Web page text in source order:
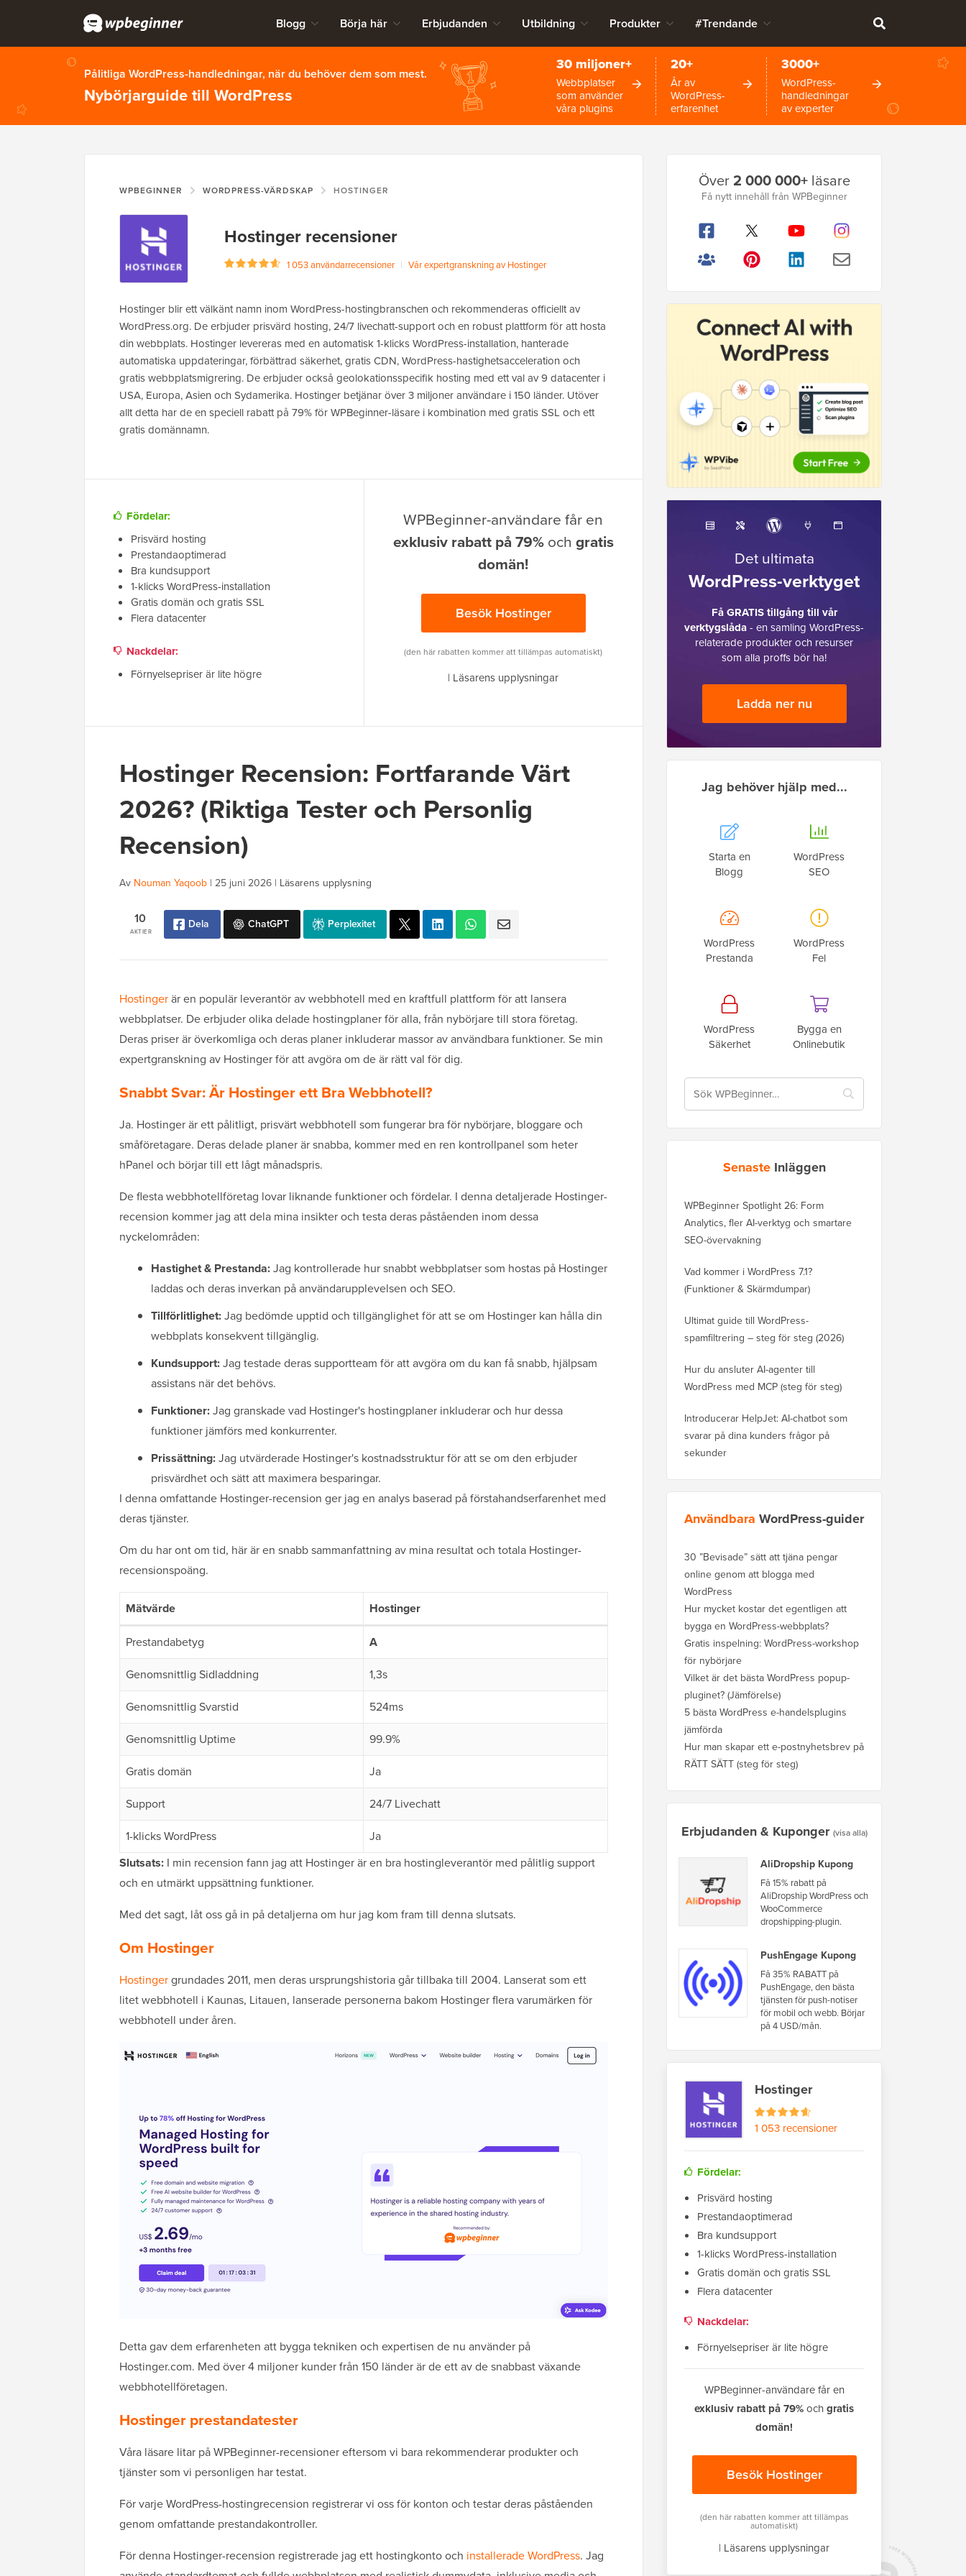
Blogg Börja här Erbjudanden Utbildning Produkter #Trendande
Pålitliga WordPress-handledningar, när du behöver dem som mest.
Nybörjarguide till WordPress
30 miljoner+
Webbplatser
som använder
våra plugins
20+
År av
WordPress-
erfarenhet
3000+
WordPress-
handledningar
av experter
WPBEGINNER WORDPRESS-VÄRDSKAP HOSTINGER
Hostinger recensioner
1 053 användarrecensioner | Vår expertgranskning av Hostinger
Hostinger blir ett välkänt namn inom WordPress-hostingbranschen och rekommenderas officiellt av
WordPress.org. De erbjuder prisvärd hosting, 24/7 livechatt-support och en robust plattform för att hosta
din webbplats. Hostinger levereras med en automatisk 1-klicks WordPress-installation, hanterade
automatiska uppdateringar, förbättrad säkerhet, gratis CDN, WordPress-hastighetsacceleration och
gratis webbplatsmigrering. De erbjuder också geolokationsspecifik hosting med ett val av 9 datacenter i
USA, Europa, Asien och Sydamerika. Hostinger betjänar över 3 miljoner användare i 150 länder. Utöver
allt detta har de en speciell rabatt på 79% för WPBeginner-läsare i kombination med gratis SSL och ett
gratis domännamn.
Fördelar:
Prisvärd hosting
Prestandaoptimerad
Bra kundsupport
1-klicks WordPress-installation
Gratis domän och gratis SSL
Flera datacenter
Nackdelar:
Förnyelsepriser är lite högre
WPBeginner-användare får en
exklusiv rabatt på 79%och gratis
domän!
Besök Hostinger
(den här rabatten kommer att tillämpas automatiskt)
| Läsarens upplysningar
Hostinger Recension: Fortfarande Värt
2026? (Riktiga Tester och Personlig
Recension)
Av Nouman Yaqoob | 25 juni 2026 | Läsarens upplysning
AKTIER
10 Dela ChatGPT Perplexitet
Hostingerär en populär leverantör av webbhotell med en kraftfull plattform för att lansera
webbplatser. De erbjuder olika delade hostingplaner för alla, från nybörjare till stora företag.
Deras priser är överkomliga och deras planer inkluderar massor av användbara funktioner. Se min
expertgranskning av Hostinger för att avgöra om de är rätt val för dig.
Snabbt Svar: Är Hostinger ett Bra Webbhotell?
Ja. Hostinger är ett pålitligt, prisvärt webbhotell som fungerar bra för nybörjare, bloggare och
småföretagare. Deras delade planer är snabba, kommer med en ren kontrollpanel som heter
hPanel och börjar till ett lågt månadspris.
De flesta webbhotellföretag lovar liknande funktioner och fördelar. I denna detaljerade Hostinger-
recension kommer jag att dela mina insikter och testa deras påståenden inom dessa
nyckelområden:
Hastighet & Prestanda:Jag kontrollerade hur snabbt webbplatser som hostas på Hostinger
laddas och deras inverkan på användarupplevelsen och SEO.
Tillförlitlighet:Jag bedömde upptid och tillgänglighet för att se om Hostinger kan hålla din
webbplats konsekvent tillgänglig.
Kundsupport:Jag testade deras supportteam för att avgöra om du kan få snabb, hjälpsam
assistans när det behövs.
Funktioner:Jag granskade vad Hostinger's hostingplaner inkluderar och hur dessa
funktioner jämförs med konkurrenter.
Prissättning:Jag utvärderade Hostinger's kostnadsstruktur för att se om den erbjuder
prisvärdhet och sätt att maximera besparingar.
I denna omfattande Hostinger-recension ger jag en analys baserad på förstahandserfarenhet med
deras tjänster.
Om du har ont om tid, här är en snabb sammanfattning av mina resultat och totala Hostinger-
recensionspoäng.
Mätvärde Hostinger
Prestandabetyg
A
Genomsnittlig Sidladdning
1,3s
Genomsnittlig Svarstid
524ms
Genomsnittlig Uptime
99.9%
Gratis domän
Ja
Support
24/7 Livechatt
1-klicks WordPress
Ja
Slutsats: I min recension fann jag att Hostinger är en bra hostingleverantör med pålitlig support
och en utmärkt uppsättning funktioner.
Med det sagt, låt oss gå in på detaljerna om hur jag kom fram till denna slutsats.
Om Hostinger
Hostingergrundades 2011, men deras ursprungshistoria går tillbaka till 2004. Lanserat som ett
litet webbhotell i Kaunas, Litauen, lanserade personerna bakom Hostinger flera varumärken för
webbhotell under åren.
Detta gav dem erfarenheten att bygga tekniken och expertisen de nu använder på
Hostinger.com. Med över 4 miljoner kunder från 150 länder är de ett av de snabbast växande
webbhotellföretagen.
Hostinger prestandatester
Våra läsare litar på WPBeginner-recensioner eftersom vi bara rekommenderar produkter och
tjänster som vi personligen har testat.
För varje WordPress-hostingrecension registrerar vi oss för konton och testar deras påståenden
genom omfattande prestandakontroller.
För denna Hostinger-recension registrerade jag ett hostingkonto och installerade WordPress. Jag
Primär
sidofält
Över2 000 000+läsare
Få nytt innehåll från WPBeginner
Det ultimata
WordPress-verktyget
Få GRATIS tillgång till vår
verktygslåda- en samling WordPress-
relaterade produkter och resurser
som alla proffs bör ha!
Ladda ner nu
Jag behöver hjälp med...
Starta en
Blogg
WordPress
SEO
WordPress
Prestanda
WordPress
Fel
WordPress
Säkerhet
Bygga en
Onlinebutik
Senaste Inläggen
WPBeginner Spotlight 26: Form
Analytics, fler AI-verktyg och smartare
SEO-övervakning
Vad kommer i WordPress 7.1?
(Funktioner & Skärmdumpar)
Ultimat guide till WordPress-
spamfiltrering – steg för steg (2026)
Hur du ansluter AI-agenter till
WordPress med MCP (steg för steg)
Introducerar HelpJet: AI-chatbot som
svarar på dina kunders frågor på
sekunder
Användbara WordPress-guider
30 ”Bevisade” sätt att tjäna pengar
online genom att blogga med
WordPress
Hur mycket kostar det egentligen att
bygga en WordPress-webbplats?
Gratis inspelning: WordPress-workshop
för nybörjare
Vilket är det bästa WordPress popup-
pluginet? (Jämförelse)
5 bästa WordPress e-handelsplugins
jämförda
Hur man skapar ett e-postnyhetsbrev på
RÄTT SÄTT (steg för steg)
Erbjudanden & Kuponger (visa alla)
AliDropship Kupong
Få 15% rabatt på
AliDropship WordPress och
WooCommerce
dropshipping-plugin.
PushEngage Kupong
Få 35% RABATT på
PushEngage, den bästa
tjänsten för push-notiser
för mobil och webb. Börjar
på 4 USD/mån.
Hostinger
1 053 recensioner
Fördelar:
Prisvärd hosting
Prestandaoptimerad
Bra kundsupport
1-klicks WordPress-installation
Gratis domän och gratis SSL
Flera datacenter
Nackdelar:
Förnyelsepriser är lite högre
WPBeginner-användare får en
exklusiv rabatt på 79%ochgratis
domän!
Besök Hostinger
(den här rabatten kommer att tillämpas
automatiskt)
| Läsarens upplysningar